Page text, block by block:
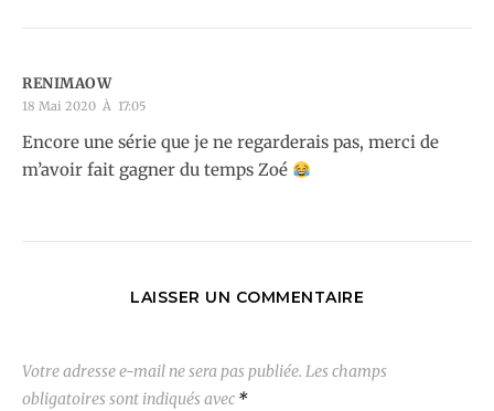
RENIMAOW
18 Mai 2020 À 17:05
Encore une série que je ne regarderais pas, merci de
m’avoir fait gagner du temps Zoé
LAISSER UN COMMENTAIRE
Votre adresse e-mail ne sera pas publiée. Les champs
obligatoires sont indiqués avec *